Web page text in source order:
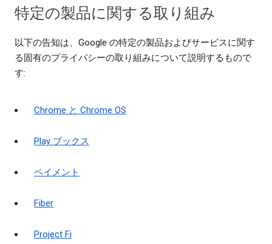
特定の製品に関する取り組み
以下の告知は、Google の特定の製品およびサービスに関す
る固有のプライバシーの取り組みについて説明するもので
す:
Chrome と Chrome OS
Play ブックス
ペイメント
Fiber
Project Fi